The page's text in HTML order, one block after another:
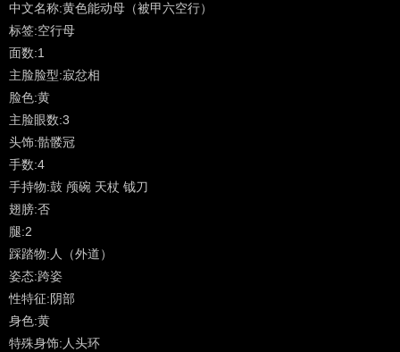
中文名称:黄色能动母（被甲六空行）
标签:空行母
面数:1
主脸脸型:寂忿相
脸色:黄
主脸眼数:3
头饰:骷髅冠
手数:4
手持物:鼓 颅碗 天杖 钺刀
翅膀:否
腿:2
踩踏物:人（外道）
姿态:跨姿
性特征:阴部
身色:黄
特殊身饰:人头环